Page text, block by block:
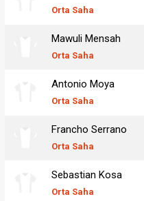
Orta Saha
Mawuli Mensah
Orta Saha
Antonio Moya
Orta Saha
Francho Serrano
Orta Saha
Sebastian Kosa
Orta Saha